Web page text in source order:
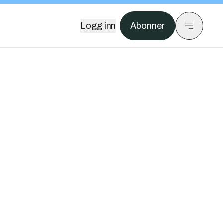
Logg inn Abonner